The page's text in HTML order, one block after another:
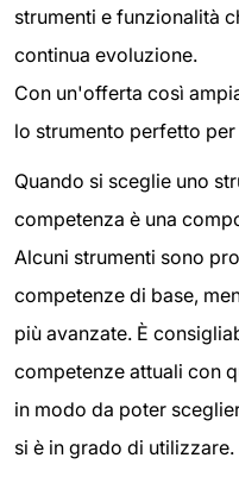
strumenti e funzionalità
continua evoluzione.
Con un'offerta così
lo strumento perfetto
Quando si sceglie uno
competenza è una
Alcuni strumenti sono
competenze di base,
più avanzate. È
competenze attuali con
in modo da poter
si è in grado di utilizzare.